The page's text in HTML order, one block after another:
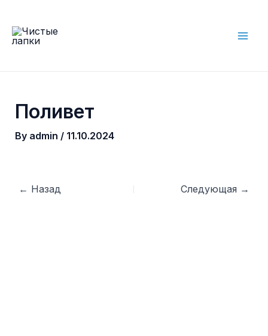
content
Поливет
By admin / 11.10.2024
Post
← Назад Следующая →